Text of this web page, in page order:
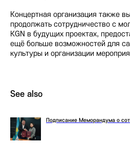
Концертная организация также
продолжать сотрудничество с
KGN в будущих проектах,
ещё больше возможностей для
культуры и организации
See also
Подписание Меморандума о